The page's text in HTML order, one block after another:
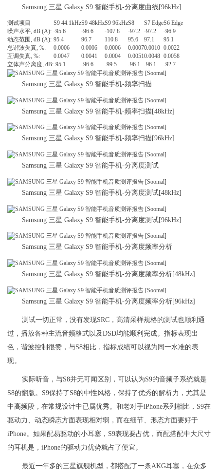
Samsung 三星 Galaxy S9 智能手机-分离度曲线[96kHz]
测试项目 S9 44.1kHzS9 48kHzS9 96kHzS8 S7 EdgeS6 Edge
噪声水平, dB (A): -95.6 -96.6 -107.8 -97.2 -97.2
-96.9
动态范围, dB (A): 95.4 96.7 110.8 95.6 97.1
95.1
总谐波失真, %:
0.0006 0.0006 0.0006 0.00070.0010 0.0022
互调失真, %:
0.0047 0.0041 0.0004 0.00510.0048 0.0058
立体声分离度, dB:-95.1 -96.6 -99.5 -96.1 -96.1 -92.7
Samsung 三星 Galaxy S9 智能手机-频率扫描
Samsung 三星 Galaxy S9 智能手机-频率扫描[48kHz]
Samsung 三星 Galaxy S9 智能手机-频率扫描[96kHz]
Samsung 三星 Galaxy S9 智能手机-分离度测试
Samsung 三星 Galaxy S9 智能手机-分离度测试[48kHz]
Samsung 三星 Galaxy S9 智能手机-分离度测试[96kHz]
Samsung 三星 Galaxy S9 智能手机-分离度频率分析
Samsung 三星 Galaxy S9 智能手机-分离度频率分析[48kHz]
Samsung 三星 Galaxy S9 智能手机-分离度频率分析[96kHz]
测试一切正常，没有发现SRC，高清采样规格的测试也顺利通
过，播放各种主流音频格式以及DSD均能顺利完成。指标表现出
色，谐波控制很赞，与S8相比，指标成绩可以视为同一水准的表
现。
实际听音，与S8并无可闻区别，可以认为S9的音频子系统就是
S8的翻版。S9保持了S8的中性风格，保持了优秀的解析力，尤其是
中高频段，在常规设计中已属优秀。和老对手iPhone系列相比，S9在
驱动力、动态瞬态方面表现相对弱，而在细节、形态方面要好于
iPhone。如果配易驱动的小耳塞，S9表现要占优，而配搭配中大尺寸
的耳机是，iPhone的驱动力优势就占了便宜。
最近一年多的三星旗舰机型，都搭配了一条AKG耳塞，在众多